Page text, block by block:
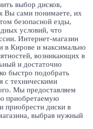
выбор дисков,
Вы сами понимаете, их
безопасной езды,
условий, что
Интернет-магазин
в Кирове и максимально
возникающих в
и достаточно
быстро подобрать
с техническими
Мы предоставляем
приобретаемую
приобрести диски в
выбрав нужный